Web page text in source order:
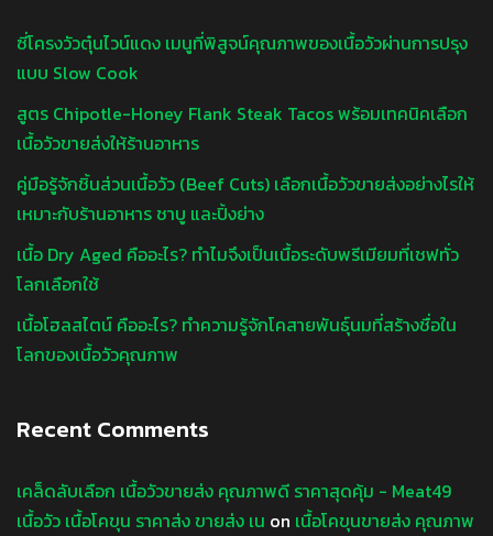
ซี่โครงวัวตุ๋นไวน์แดง เมนูที่พิสูจน์คุณภาพของเนื้อวัวผ่านการปรุง
แบบ Slow Cook
สูตร Chipotle-Honey Flank Steak Tacos พร้อมเทคนิคเลือก
เนื้อวัวขายส่งให้ร้านอาหาร
คู่มือรู้จักชิ้นส่วนเนื้อวัว (Beef Cuts) เลือกเนื้อวัวขายส่งอย่างไรให้
เหมาะกับร้านอาหาร ชาบู และปิ้งย่าง
เนื้อ Dry Aged คืออะไร? ทำไมจึงเป็นเนื้อระดับพรีเมียมที่เชฟทั่ว
โลกเลือกใช้
เนื้อโฮลสไตน์ คืออะไร? ทำความรู้จักโคสายพันธุ์นมที่สร้างชื่อใน
โลกของเนื้อวัวคุณภาพ
Recent Comments
เคล็ดลับเลือก เนื้อวัวขายส่ง คุณภาพดี ราคาสุดคุ้ม - Meat49
เนื้อวัว เนื้อโคขุน ราคาส่ง ขายส่ง เน on เนื้อโคขุนขายส่ง คุณภาพ